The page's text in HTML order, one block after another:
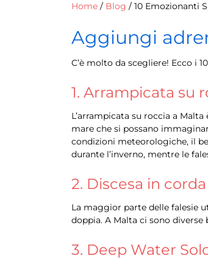
Home / Blog / 10 Emozionanti
Aggiungi
C’è molto da scegliere! Ecco i
1. Arrampicata su
L’arrampicata su roccia a
mare che si possano
condizioni meteorologiche, il
durante l’inverno, mentre le
2. Discesa in
La maggior parte delle falesie
doppia. A Malta ci sono
3. Deep Water